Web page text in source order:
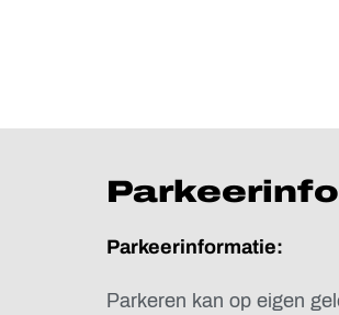
Parkeerinformatie:
Parkeren kan op eigen